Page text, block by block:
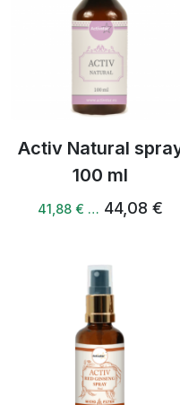
Activ Natural
100 ml
41,88 € … 44,08 €